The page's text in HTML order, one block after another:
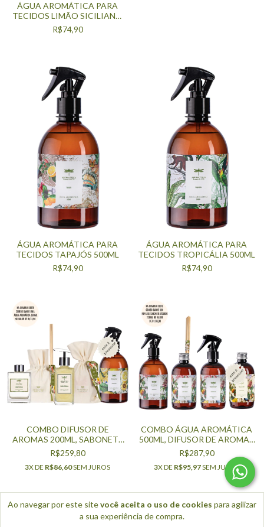
Ao navegar por este sitevocê aceita o uso de cookies para agilizar
a sua experiência de compra.
ÁGUA AROMÁTICA PARA
TECIDOS LIMÃO SICILIANO
500ML
R$74,90
ÁGUA AROMÁTICA PARA
TECIDOS TAPAJÓS 500ML
R$74,90
ÁGUA AROMÁTICA PARA
TECIDOS TROPICÁLIA 500ML
R$74,90
COMBO DIFUSOR DE
AROMAS 200ML, SABONETE
LÍQUIDO 250ML, ÁGUA
AROMÁTICA 500ML - LIMÃO
SICILIANO
R$259,80
3X DE R$86,60SEM JUROS
COMBO ÁGUA AROMÁTICA
500ML, DIFUSOR DE AROMAS
REFIL 250ML, HOME SPRAY
250ML, SABONETE LÍQUIDO
250ML - JARDIM SECRETO
R$287,90
3X DE R$95,97SEM JUROS